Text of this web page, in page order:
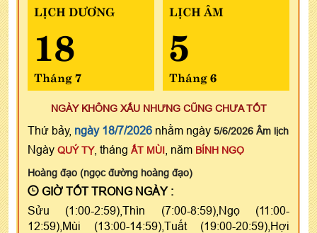
LỊCH DƯƠNG
18
Tháng 7
LỊCH ÂM
5
Tháng 6
NGÀY KHÔNG XẤU NHƯNG CŨNG CHƯA TỐT
Thứ bảy, ngày 18/7/2026 nhằm ngày 5/6/2026 Âm lịch
Ngày QUÝ TỴ, tháng ẤT MÙI , năm BÍNH NGỌ
Hoàng đạo (ngọc đường hoàng đạo)
GIỜ TỐT TRONG NGÀY :
Sửu (1:00-2:59),Thìn (7:00-8:59),Ngọ (11:00-
12:59),Mùi (13:00-14:59),Tuất (19:00-20:59),Hợi